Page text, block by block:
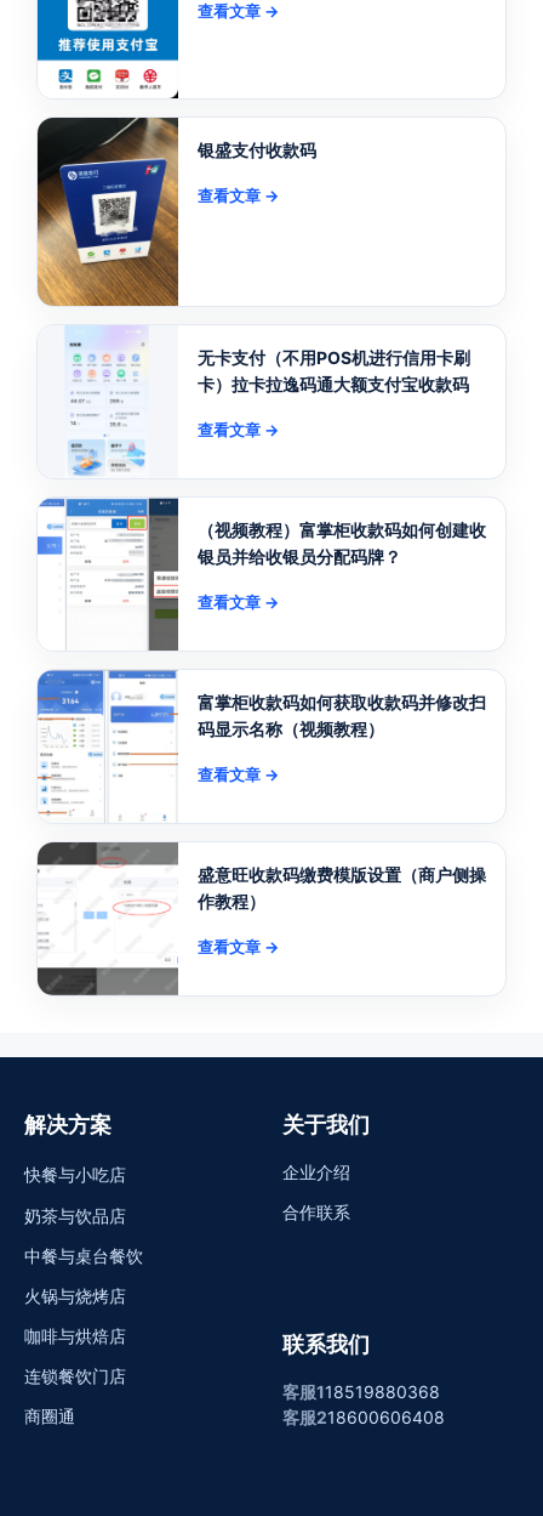
查看文章 →
银盛支付收款码
查看文章 →
无卡支付（不用POS机进行信用卡刷
卡）拉卡拉逸码通大额支付宝收款码
查看文章 →
（视频教程）富掌柜收款码如何创建收
银员并给收银员分配码牌？
查看文章 →
富掌柜收款码如何获取收款码并修改扫
码显示名称（视频教程）
查看文章 →
盛意旺收款码缴费模版设置（商户侧操
作教程）
查看文章 →
解决方案
快餐与小吃店
奶茶与饮品店
中餐与桌台餐饮
火锅与烧烤店
咖啡与烘焙店
连锁餐饮门店
商圈通
关于我们
企业介绍
合作联系
联系我们
客服118519880368
客服218600606408